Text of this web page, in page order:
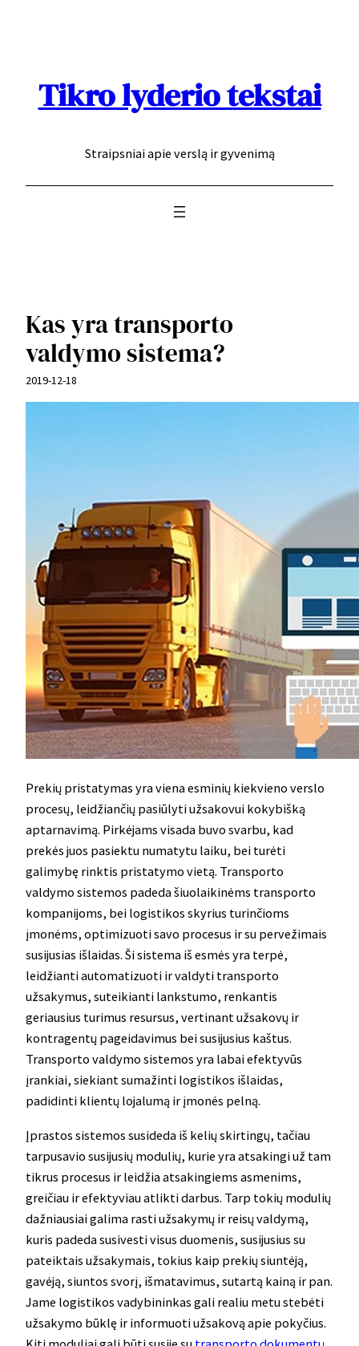
Tikro lyderio tekstai
Straipsniai apie verslą ir gyvenimą
Kas yra transporto
valdymo sistema?
2019-12-18
Prekių pristatymas yra viena esminių kiekvieno verslo
procesų, leidžiančių pasiūlyti užsakovui kokybišką
aptarnavimą. Pirkėjams visada buvo svarbu, kad
prekės juos pasiektu numatytu laiku, bei turėti
galimybę rinktis pristatymo vietą. Transporto
valdymo sistemos padeda šiuolaikinėms transporto
kompanijoms, bei logistikos skyrius turinčioms
įmonėms, optimizuoti savo procesus ir su pervežimais
susijusias išlaidas. Ši sistema iš esmės yra terpė,
leidžianti automatizuoti ir valdyti transporto
užsakymus, suteikianti lankstumo, renkantis
geriausius turimus resursus, vertinant užsakovų ir
kontragentų pageidavimus bei susijusius kaštus.
Transporto valdymo sistemos yra labai efektyvūs
įrankiai, siekiant sumažinti logistikos išlaidas,
padidinti klientų lojalumą ir įmonės pelną.
Įprastos sistemos susideda iš kelių skirtingų, tačiau
tarpusavio susijusių modulių, kurie yra atsakingi už tam
tikrus procesus ir leidžia atsakingiems asmenims,
greičiau ir efektyviau atlikti darbus. Tarp tokių modulių
dažniausiai galima rasti užsakymų ir reisų valdymą,
kuris padeda susivesti visus duomenis, susijusius su
pateiktais užsakymais, tokius kaip prekių siuntėją,
gavėją, siuntos svorį, išmatavimus, sutartą kainą ir pan.
Jame logistikos vadybininkas gali realiu metu stebėti
užsakymo būklę ir informuoti užsakovą apie pokyčius.